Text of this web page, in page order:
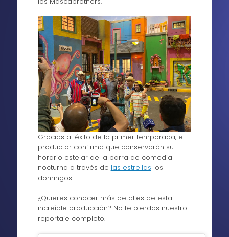
Gracias al éxito de la primer temporada, el
productor confirma que conservarán su
horario estelar de la barra de comedia
nocturna a través de las estrellas los
domingos.
¿Quieres conocer más detalles de esta
increíble producción? No te pierdas nuestro
reportaje completo.